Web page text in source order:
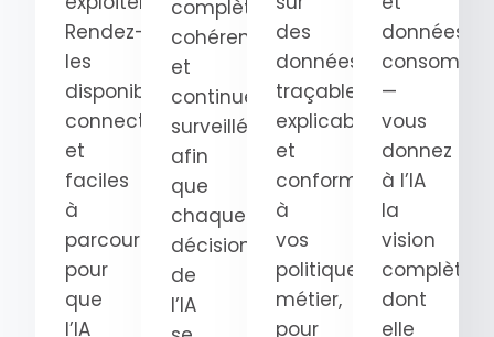
Rendez-
les
disponibles,
connectées
et
faciles
à
parcourir
pour
que
l’IA
complètes,
cohérentes
et
continuellement
surveillées
afin
que
chaque
décision
de
l’IA
des
données
traçables,
explicables
et
conformes
à
vos
politiques
métier,
pour
données
—
vous
donnez
à l’IA
la
vision
complète
dont
elle